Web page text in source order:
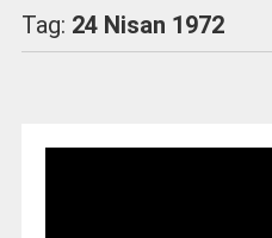
Tag: 24 Nisan 1972